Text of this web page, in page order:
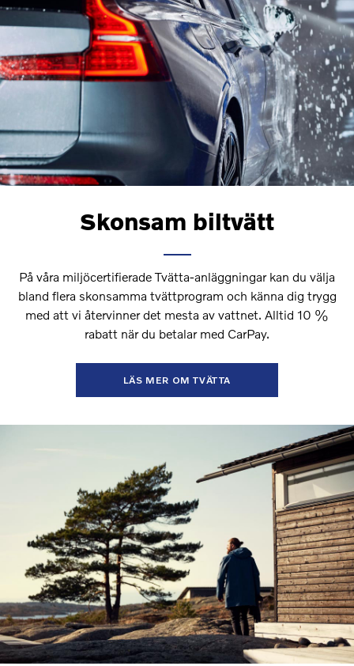
Skonsam biltvätt
På våra miljöcertifierade Tvätta-anläggningar kan du välja
bland flera skonsamma tvättprogram och känna dig trygg
med att vi återvinner det mesta av vattnet. Alltid 10 %
rabatt när du betalar med CarPay.
LÄS MER OM TVÄTTA